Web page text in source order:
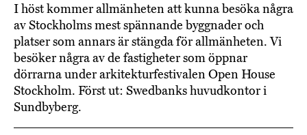
I höst kommer allmänheten att kunna besöka några
av Stockholms mest spännande byggnader och
platser som annars är stängda för allmänheten. Vi
besöker några av de fastigheter som öppnar
dörrarna under arkitekturfestivalen Open House
Stockholm. Först ut: Swedbanks huvudkontor i
Sundbyberg.